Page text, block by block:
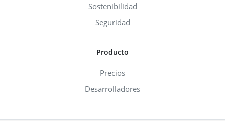
Sostenibilidad
Seguridad
Producto
Precios
Desarrolladores